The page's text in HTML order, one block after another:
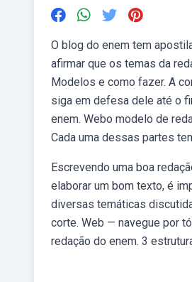
O blog do enem tem
afirmar que os temas da
Modelos e como fazer. A
siga em defesa dele até o
enem. Webo modelo de
Cada uma dessas partes
Escrevendo uma boa
elaborar um bom texto, é
diversas temáticas
corte. Web — navegue por
redação do enem. 3